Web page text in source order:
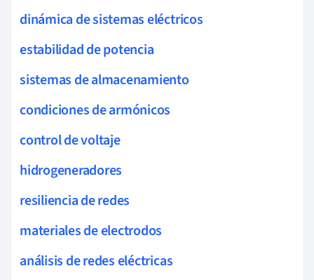
dinámica de sistemas eléctricos
estabilidad de potencia
sistemas de almacenamiento
condiciones de armónicos
control de voltaje
hidrogeneradores
resiliencia de redes
materiales de electrodos
análisis de redes eléctricas